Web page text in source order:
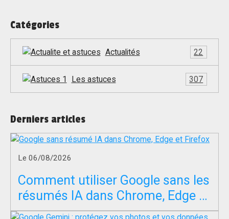
Catégories
Actualités 22
Les astuces 307
Derniers articles
Le 06/08/2026
Comment utiliser Google sans les
résumés IA dans Chrome, Edge et
Firefox ?